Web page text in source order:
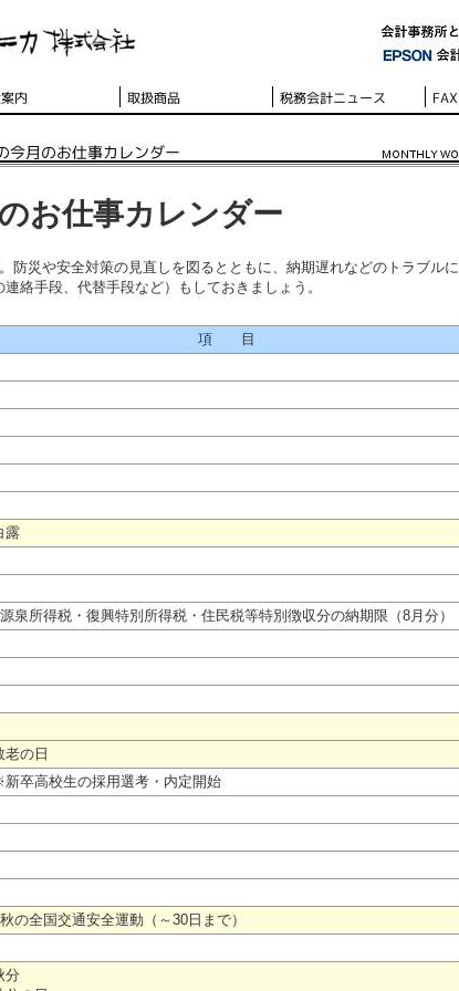
お仕事カレンダー
防災や安全対策の見直しを図るとともに、納期遅れなどのトラブルに
絡手段、代替手段など）もしておきましょう。
項 目
露
泉所得税・復興特別所得税・住民税等特別徴収分の納期限（8月分）
老の日
卒高校生の採用選考・内定開始
の全国交通安全運動（～30日まで）
分